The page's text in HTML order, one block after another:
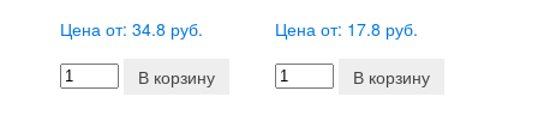
Цена от: 34.8 руб.
В корзину
Цена от: 17.8 руб.
В корзину